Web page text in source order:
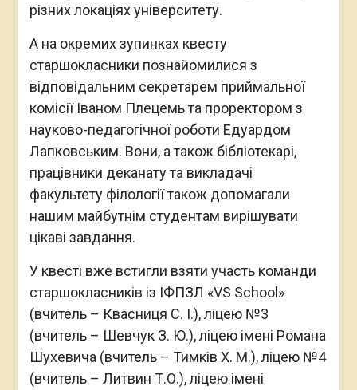
різних локаціях університету.
А на окремих зупинках квесту
старшокласники познайомилися з
відповідальним секретарем приймальної
комісії Іваном Плецемь та проректором з
науково-педагогічної роботи Едуардом
Лапковським. Вони, а також бібліотекарі,
працівники деканату та викладачі
факультету філології також допомагали
нашим майбутнім студентам вирішувати
цікаві завдання.
У квесті вже встигли взяти участь команди
старшокласників із ІФПЗЛ «VS School»
(вчитель – Квасниця С. І.), ліцею №3
(вчитель – Шевчук З. Ю.), ліцею імені Романа
Шухевича (вчитель – Тимків Х. М.), ліцею №4
(вчитель – Литвин Т.О.), ліцею імені